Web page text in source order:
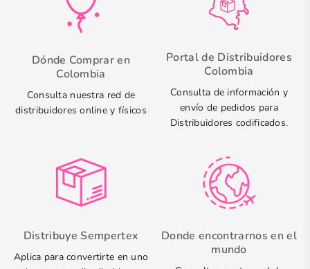
Dónde Comprar en
Colombia
Consulta nuestra red de
distribuidores online y físicos
Portal de Distribuidores
Colombia
Consulta de información y
envío de pedidos para
Distribuidores codificados.
Distribuye Sempertex
Aplica para convertirte en uno
Donde encontrarnos en el
mundo